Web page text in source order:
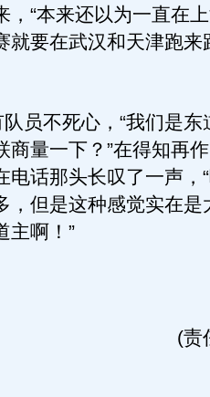
，“本来还以为一直在
就要在武汉和天津跑来
员不死心，“我们是东
商量一下？”在得知再
电话那头长叹了一声，
，但是这种感觉实在是
主啊！”
(责